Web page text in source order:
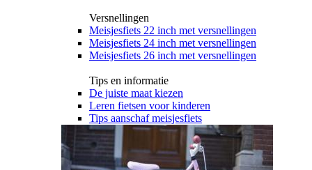
Versnellingen
Meisjesfiets 22 inch met versnellingen
Meisjesfiets 24 inch met versnellingen
Meisjesfiets 26 inch met versnellingen
Tips en informatie
De juiste maat kiezen
Leren fietsen voor kinderen
Tips aanschaf meisjesfiets